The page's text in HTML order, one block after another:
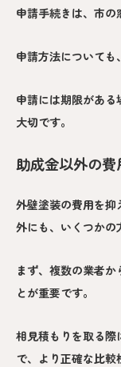
申請手続きは、市の
申請方法についても
申請には期限があ
大切です。
助成金以外の
外壁塗装の費用を
外にも、いくつかの
まず、複数の業者
とが重要です。
相見積もりを取る際
で、より正確な比較